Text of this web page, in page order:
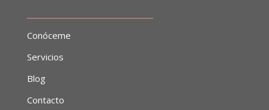
Conóceme
Servicios
Blog
Contacto